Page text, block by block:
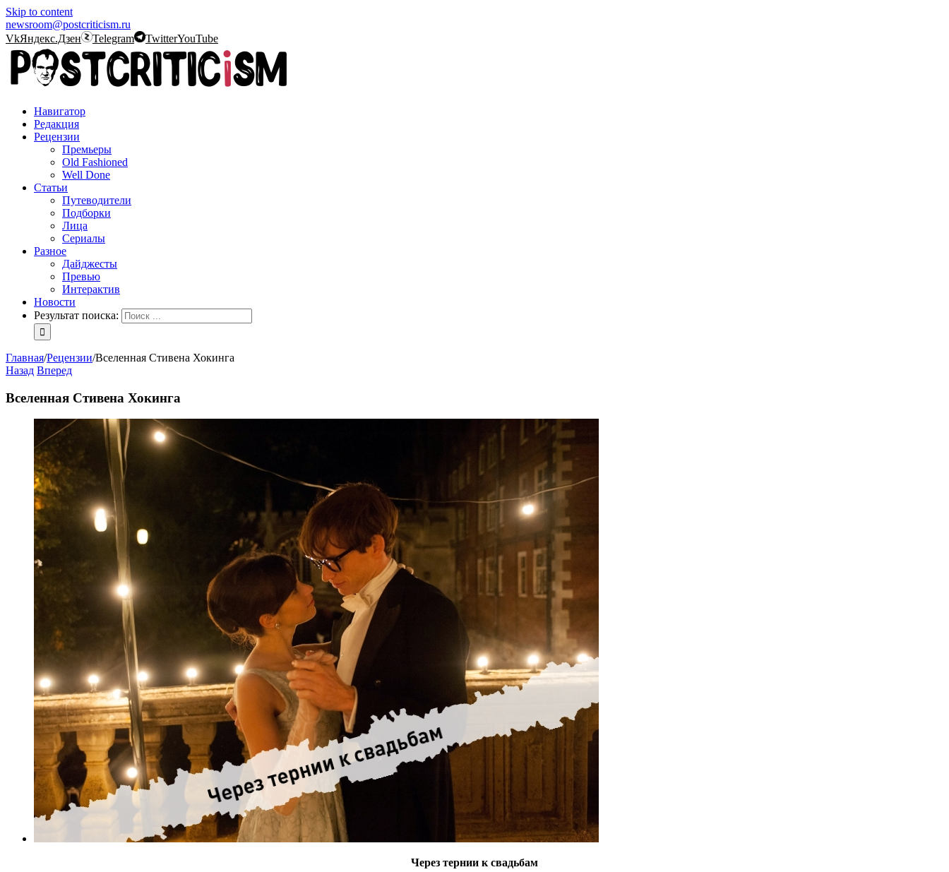
Skip to content
newsroom@postcriticism.ru
VkЯндекс.Дзен Telegram TwitterYouTube
Навигатор
Редакция
Рецензии
Премьеры
Old Fashioned
Well Done
Статьи
Путеводители
Подборки
Лица
Сериалы
Разное
Дайджесты
Превью
Интерактив
Новости
Результат поиска:
Главная/Рецензии/Вселенная Стивена Хокинга
Назад Вперед
Вселенная Стивена Хокинга
Через тернии к свадьбам